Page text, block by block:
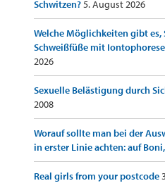
Schwitzen?5. August 2026
Welche Möglichkeiten gibt es,
Schweißfüße mit
2026
Sexuelle Belästigung durch
2008
Worauf sollte man bei der
in erster Linie achten: auf
Real girls from your postcode